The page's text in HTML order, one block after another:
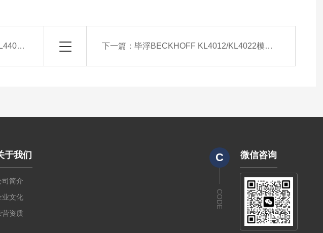
现货 下一篇： 毕浮BECKHOFF KL4012/KL4022模拟量参数
于我们
司简介
业文化
营资质
C
CODE
微信咨询